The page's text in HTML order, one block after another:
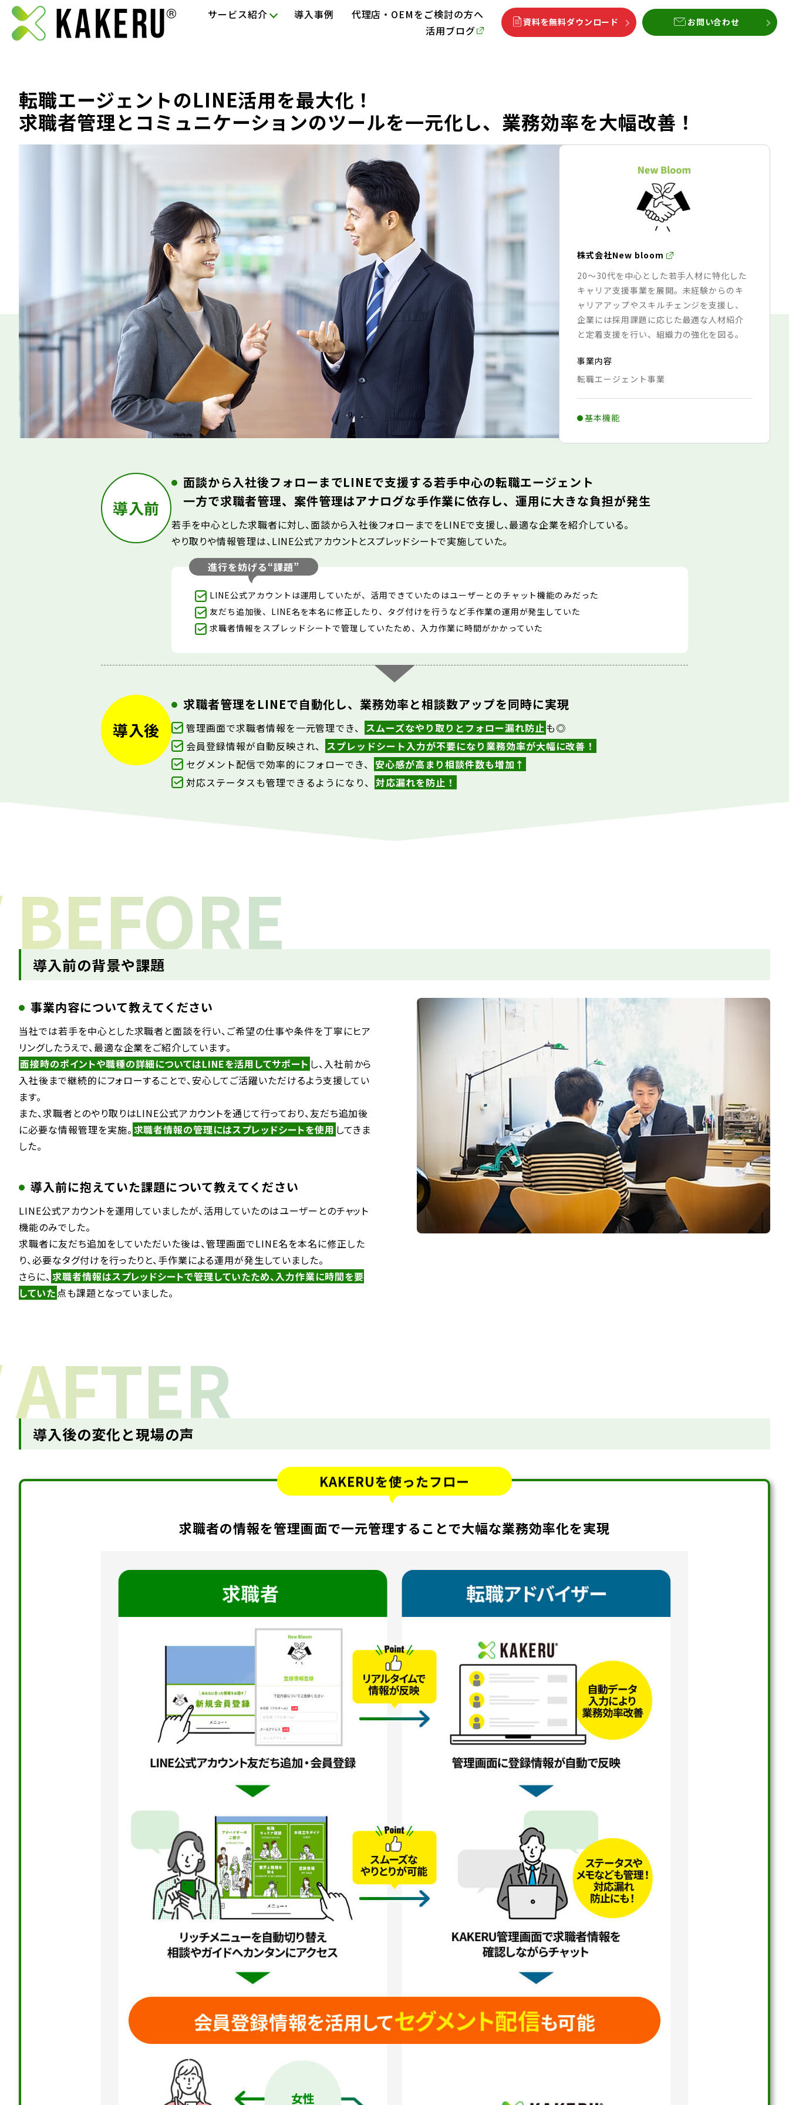
サービス紹介 導入事例
代理店・OEMをご検討の方へ
活用ブログ
資料を無料ダウンロード お問い合わせ
転職エージェントのLINE活用を最大化！
求職者管理とコミュニケーションのツールを一元化し、業務効率を大幅改善！
株式会社New bloom
20〜30代を中心とした若手人材に特化した
キャリア支援事業を展開。未経験からのキ
ャリアアップやスキルチェンジを支援し、
企業には採用課題に応じた最適な人材紹介
と定着支援を行い、組織力の強化を図る。
事業内容
転職エージェント事業
基本機能
導入前
面談から入社後フォローまでLINEで支援する若手中心の転職エージェント
一方で求職者管理、案件管理はアナログな手作業に依存し、運用に大きな負担が発生
若手を中心とした求職者に対し、面談から入社後フォローまでをLINEで支援し、最適な企業を紹介している。
やり取りや情報管理は、LINE公式アカウントとスプレッドシートで実施していた。
進行を妨げる“課題”
LINE公式アカウントは運用していたが、活用できていたのはユーザーとのチャット機能のみだった
友だち追加後、LINE名を本名に修正したり、タグ付けを行うなど手作業の運用が発生していた
求職者情報をスプレッドシートで管理していたため、入力作業に時間がかかっていた
導入後
求職者管理をLINEで自動化し、業務効率と相談数アップを同時に実現
管理画面で求職者情報を一元管理でき、 スムーズなやり取りとフォロー漏れ防止も◎
会員登録情報が自動反映され、 スプレッドシート入力が不要になり業務効率が大幅に改善！
セグメント配信で効率的にフォローでき、 安心感が高まり相談件数も増加↑
対応ステータスも管理できるようになり、 対応漏れを防止！
BEFORE
導入前の背景や課題
事業内容について教えてください
当社では若手を中心とした求職者と面談を行い、ご希望の仕事や条件を丁寧にヒア
リングしたうえで、最適な企業をご紹介しています。
面接時のポイントや職種の詳細についてはLINEを活用してサポート し、入社前から
入社後まで継続的にフォローすることで、安心してご活躍いただけるよう支援してい
ます。
また、求職者とのやり取りはLINE公式アカウントを通じて行っており、友だち追加後
に必要な情報管理を実施。 求職者情報の管理にはスプレッドシートを使用 してきま
した。
導入前に抱えていた課題について教えてください
LINE公式アカウントを運用していましたが、活用していたのはユーザーとのチャット
機能のみでした。
求職者に友だち追加をしていただいた後は、管理画面でLINE名を本名に修正した
り、必要なタグ付けを行ったりと、手作業による運用が発生していました。
さらに、 求職者情報はスプレッドシートで管理していたため、入力作業に時間を要
していた点も課題となっていました。
AFTER
導入後の変化と現場の声
KAKERUを使ったフロー
求職者の情報を管理画面で一元管理することで大幅な業務効率化を実現